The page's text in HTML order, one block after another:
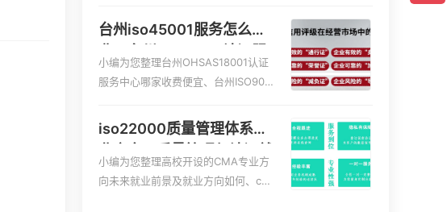
00认证价格贵吗、石家庄9000认证费
用大概多钱相关iso体系认证知识，详
情可查看下方正文！
台州iso45001服务怎么收
务怎么收费
小编为您整理台州OHSAS18001认证
服务中心哪家收费便宜、台州ISO900
E认证,台州机械机电CE认证、CE认证
怎么收费、温州科普ISO45001职业健
康安全管理体系认证收费标准是什么
相关iso体系认证知识，详情可查看下
iso22000质量管理体系就
业方向
小编为您整理高校开设的CMA专业方
向未来就业前景及就业方向如何、cm